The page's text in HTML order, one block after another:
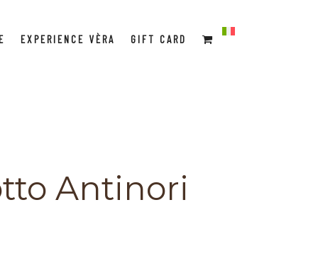
EXPERIENCE VÈRA GIFT CARD
Antinori